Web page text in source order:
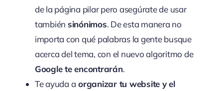
de la página pilar pero asegúrate de usar
también sinónimos. De esta manera no
importa con qué palabras la gente busque
acerca del tema, con el nuevo algoritmo de
Google te encontrarán.
Te ayuda a organizar tu website y el